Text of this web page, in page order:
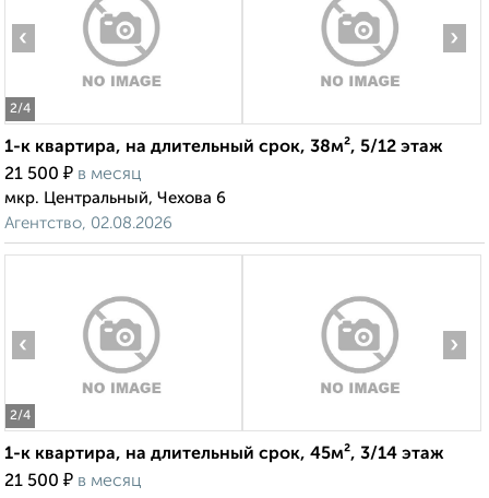
2/4
‹ ›
1-к квартира, на длительный срок, 38м², 5/12 этаж
21 500 ₽ в месяц
мкр. Центральный, Чехова 6
Агентство, 02.08.2026
2/4
‹ ›
1-к квартира, на длительный срок, 45м², 3/14 этаж
21 500 ₽ в месяц